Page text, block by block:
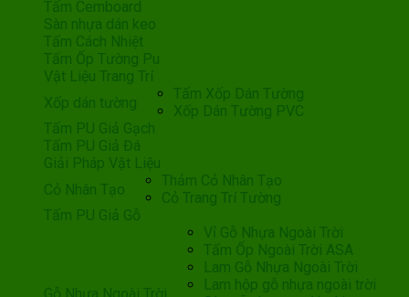
Tấm Cemboard
Sàn nhựa dán keo
Tấm Cách Nhiệt
Tấm Ốp Tường Pu
Vật Liệu Trang Trí
Xốp dán tường
Tấm Xốp Dán Tường
Xốp Dán Tường PVC
Tấm PU Giả Gạch
Tấm PU Giả Đá
Giải Pháp Vật Liệu
Cỏ Nhân Tạo
Thảm Cỏ Nhân Tạo
Cỏ Trang Trí Tường
Tấm PU Giả Gỗ
Vỉ Gỗ Nhựa Ngoài Trời
Tấm Ốp Ngoài Trời ASA
Lam Gỗ Nhựa Ngoài Trời
Lam hộp gỗ nhựa ngoài trời